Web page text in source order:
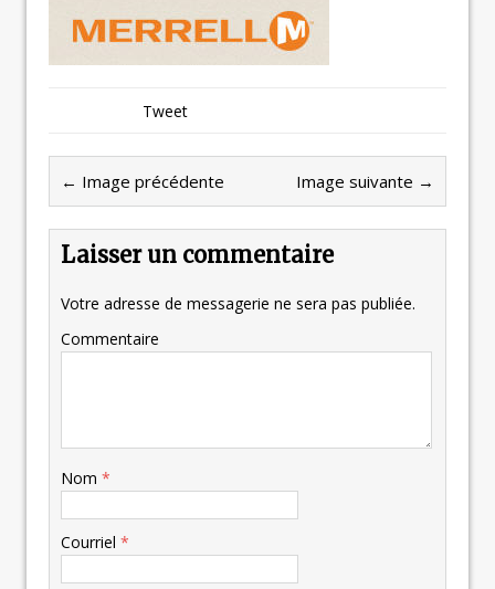
Test chaussures de running Altra Rivera 2
La randonnée, une pratique qui peut s’avérer
Tweet
← Image précédente Image suivante →
Laisser un commentaire
Votre adresse de messagerie ne sera pas publiée.
Commentaire
Nom *
Courriel *